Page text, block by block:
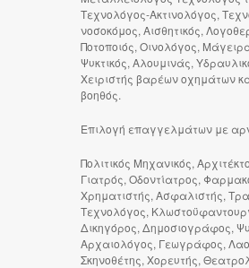
Τεχνολόγος-Ακτινολόγος,
νοσοκόμος, Αισθητικός,
Ποτοποιός, Οινολόγος,
Ψυκτικός, Αλουμινάς,
Χειριστής βαρέων οχημάτων
βοηθός.
Επιλογή επαγγελμάτων με
Πολιτικός Μηχανικός,
Γιατρός, Οδοντίατρος,
Χρηματιστής, Ασφαλιστής,
Τεχνολόγος,
Δικηγόρος, Δημοσιογράφος,
Αρχαιολόγος, Γεωγράφος,
Σκηνοθέτης, Χορευτής,